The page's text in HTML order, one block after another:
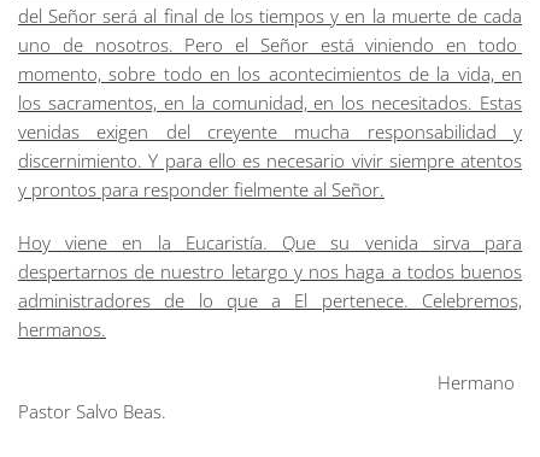
del Señor será al final de los tiempos y en la muerte de cada
uno de nosotros. Pero el Señor está viniendo en todo
momento, sobre todo en los acontecimientos de la vida, en
los sacramentos, en la comunidad, en los necesitados. Estas
venidas exigen del creyente mucha responsabilidad y
discernimiento. Y para ello es necesario vivir siempre atentos
y prontos para responder fielmente al Señor.
Hoy viene en la Eucaristía. Que su venida sirva para
despertarnos de nuestro letargo y nos haga a todos buenos
administradores de lo que a El pertenece. Celebremos,
hermanos.
Hermano
Pastor Salvo Beas.